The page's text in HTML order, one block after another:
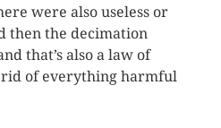
were also useless or
then the decimation
that’s also a law of
of everything harmful